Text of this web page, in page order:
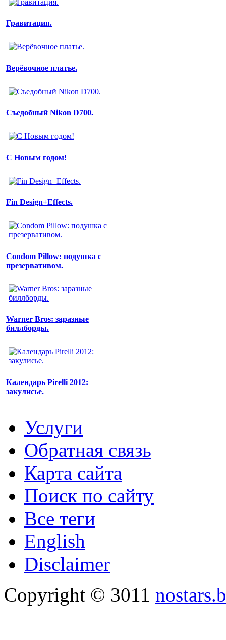
Гравитация.
Верёвочное платье.
Съедобный Nikon D700.
С Новым годом!
Fin Design+Effects.
Condom Pillow: подушка с
презервативом.
Warner Bros: заразные
биллборды.
Календарь Pirelli 2012:
закулисье.
Услуги
Обратная связь
Карта сайта
Поиск по сайту
Все теги
English
Disclaimer
Copyright © 3011